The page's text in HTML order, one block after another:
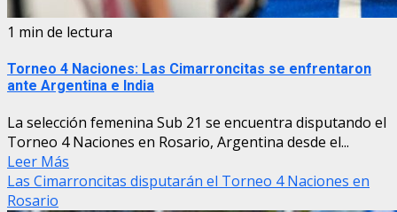
1 min de lectura
Torneo 4 Naciones: Las Cimarroncitas se enfrentaron
ante Argentina e India
La selección femenina Sub 21 se encuentra disputando el
Torneo 4 Naciones en Rosario, Argentina desde el...
Leer Más
Las Cimarroncitas disputarán el Torneo 4 Naciones en
Rosario